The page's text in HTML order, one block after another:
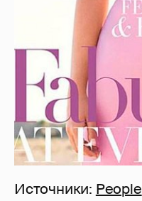
Источники: People